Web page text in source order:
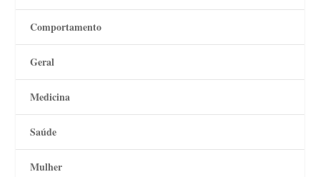
Comportamento
Geral
Medicina
Saúde
Mulher